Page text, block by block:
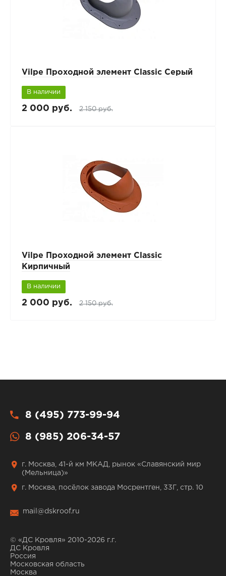
Vilpe Проходной элемент Classic Серый
В наличии
2 000 руб. 2 150 руб.
Vilpe Проходной элемент Classic
Кирпичный
В наличии
2 000 руб. 2 150 руб.
8 (495) 773-99-94
8 (985) 206-34-57
г. Москва, 41-й км МКАД, рынок «Славянский мир
(Мельница)»
г. Москва, посёлок завода Мосрентген, 33Г, стр. 10
mail@dskroof.ru
© «ДС Кровля» 2010-2026 г.г.
ДС Кровля
Россия
Московская область
Москва